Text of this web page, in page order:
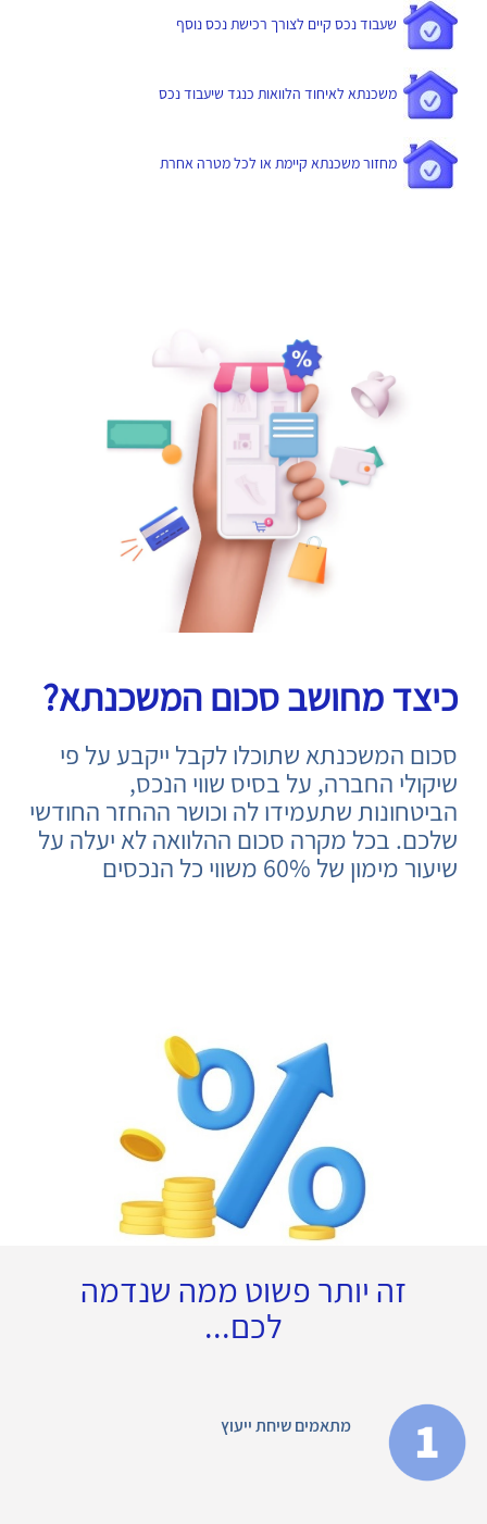
שעבוד נכס קיים לצורך רכישת נכס נוסף
משכנתא לאיחוד הלוואות כנגד שיעבוד נכס
מחזור משכנתא קיימת או לכל מטרה אחרת
כיצד מחושב סכום המשכנתא?
סכום המשכנתא שתוכלו לקבל ייקבע על פי
שיקולי החברה, על בסיס שווי הנכס,
הביטחונות שתעמידו לה וכושר ההחזר החודשי
שלכם. בכל מקרה סכום ההלוואה לא יעלה על
שיעור מימון של 60% משווי כל הנכסים
זה יותר פשוט ממה שנדמה
לכם...
מתאמים שיחת ייעוץ